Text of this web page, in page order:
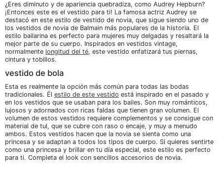
¿Eres diminuto y de apariencia quebradiza, como Audrey Hepburn?
¡Entonces este es el vestido para ti! La famosa actriz Audrey se
destacó en este estilo de vestido de novia, que sigue siendo uno de
los vestidos de novia de Balmain más populares de la historia. El
estilo bailarina es perfecto para mujeres muy delgadas y resaltará la
mejor parte de su cuerpo. Inspirados en vestidos vintage,
normalmente longitud del té, este vestido enfatizará tus piernas,
cintura y tobillos.
vestido de bola
Esta es realmente la opción más común para todas las bodas
tradicionales. Él estilo de este vestido está inspirado en el pasado y
en los vestidos que se usaban para los bailes. Son muy románticos,
lujosos y adornados con ricas faldas que tienen gran volumen. El
volumen de estos vestidos requiere complementos y se consigue con
material de tul, que se cubre con raso o encaje, y muy a menudo
ambos. Estos vestidos hacen que la novia se sienta como una
princesa y se adaptan a todos los tipos de cuerpo. Si quieres sentirte
como una princesa y brillar en tu día especial, este estilo es perfecto
para ti. Completa el look con sencillos accesorios de novia.